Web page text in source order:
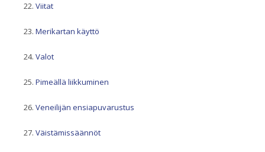
Viitat
Merikartan käyttö
Valot
Pimeällä liikkuminen
Veneilijän ensiapuvarustus
Väistämissäännöt